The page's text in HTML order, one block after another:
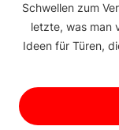
Schwellen zum
letzte, was man
Ideen für Türen,